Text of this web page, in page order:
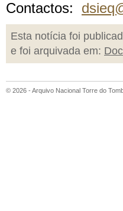
Contactos:
Esta notícia foi
e foi arquivada em:
© 2026 - Arquivo Nacional Torre do